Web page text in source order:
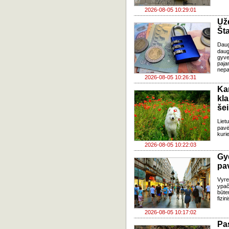
2026-08-05 10:29:01
2026-08-05 10:26:31
2026-08-05 10:22:03
2026-08-05 10:17:02